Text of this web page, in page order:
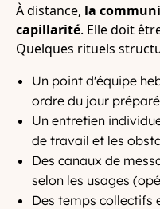
À distance, la
capillarité. Elle doit
Quelques rituels
Un point d'équipe
ordre du jour
Un entretien
de travail et les
Des canaux de
selon les usages
Des temps collectifs